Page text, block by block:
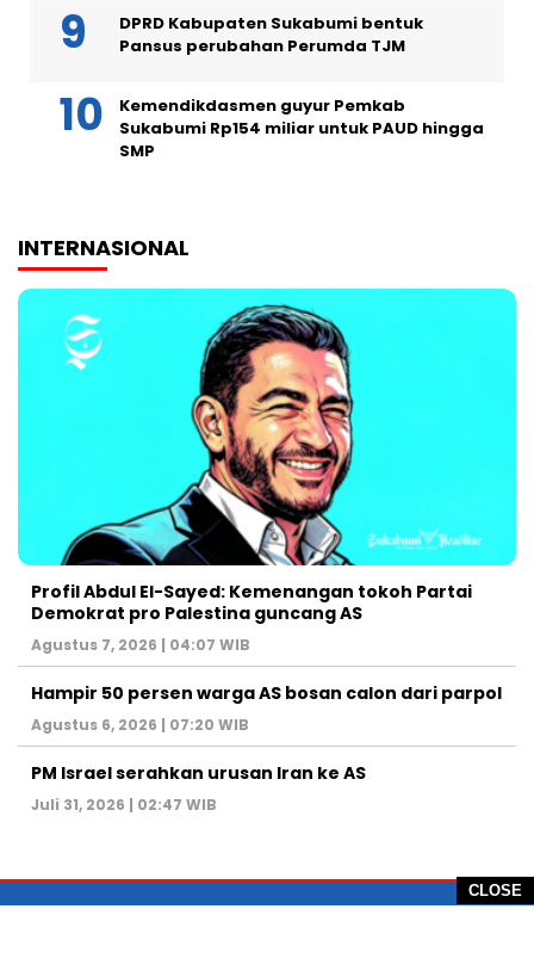
CLOSE
DPRD Kabupaten Sukabumi bentuk
Pansus perubahan Perumda TJM
Kemendikdasmen guyur Pemkab
Sukabumi Rp154 miliar untuk PAUD hingga
SMP
INTERNASIONAL
Profil Abdul El-Sayed: Kemenangan tokoh Partai
Demokrat pro Palestina guncang AS
Agustus 7, 2026 | 04:07 WIB
Hampir 50 persen warga AS bosan calon dari parpol
Agustus 6, 2026 | 07:20 WIB
PM Israel serahkan urusan Iran ke AS
Juli 31, 2026 | 02:47 WIB